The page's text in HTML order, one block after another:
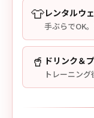
👕レンタルウ
手ぶらでOK
🥤 ドリンク＆
トレーニン